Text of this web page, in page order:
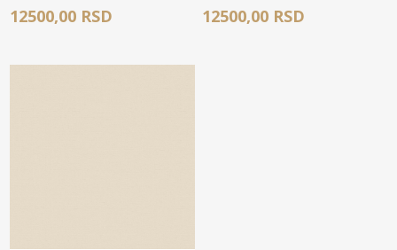
12500,00 RSD 12500,00 RSD